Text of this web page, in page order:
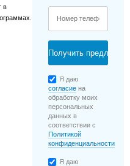
Я даю
согласие на
обработку моих
персональных
данных в
соответствии с
Политикой
конфиденциальности
Я даю
в